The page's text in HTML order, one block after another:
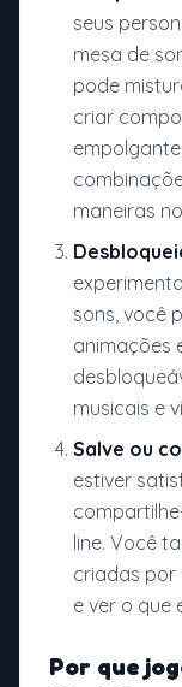
seus
mesa de
pode
criar
maneiras
sons, você
animações
musicais e
Salve ou
estiver
line. Você
criadas por
e ver o que
Por que